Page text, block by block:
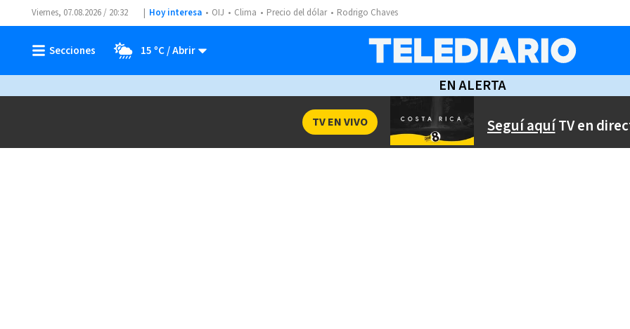
Viernes, 07.08.2026 / 20:32 Hoy interesa OIJ Clima Precio del dólar Rodrigo Chaves
15 ºC
EN ALERTA
Seguí aquíTV en
TV EN VIVO